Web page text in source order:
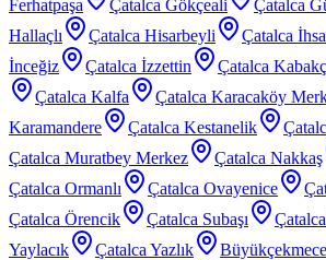
Ferhatpaşa
Çatalca Gökçeali Çatalca
Hallaçlı
Çatalca Hisarbeyli Çatalca
İnceğiz
Çatalca İzzettin Çatalca
Çatalca Kalfa
Çatalca Karacaköy
Karamandere
Çatalca Kestanelik
Çatalca Muratbey Merkez
Çatalca Nakkaş
Çatalca Ormanlı
Çatalca Ovayenice
Çatalca Örencik
Çatalca Subaşı
Yaylacık
Çatalca Yazlık